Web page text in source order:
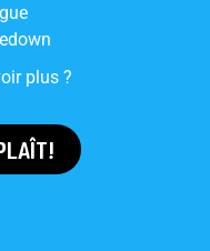
plus ?